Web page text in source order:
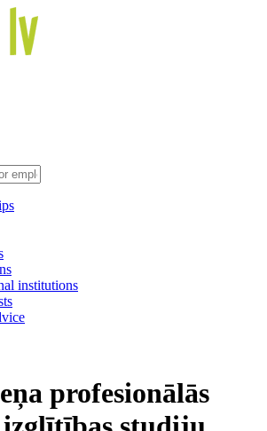
institutions
profesionālās